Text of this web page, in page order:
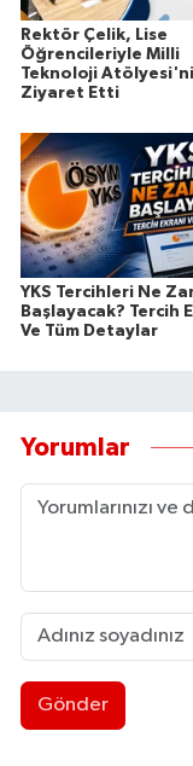
Rektör Çelik, Lise
Öğrencileriyle Milli
Teknoloji Atölyesi'ni
Ziyaret Etti
YKS Tercihleri Ne
Başlayacak? Tercih
Ve Tüm Detaylar
Yorumlar
Gönder